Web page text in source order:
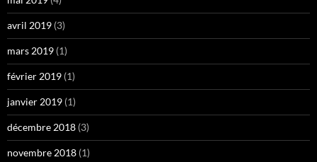
avril 2019 (3)
mars 2019 (1)
février 2019 (1)
janvier 2019 (1)
décembre 2018 (3)
novembre 2018 (1)